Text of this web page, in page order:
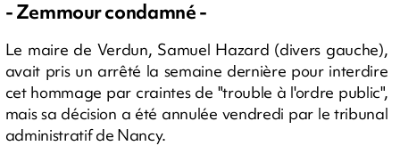
- Zemmour condamné -
Le maire de Verdun, Samuel Hazard (divers gauche),
avait pris un arrêté la semaine dernière pour interdire
cet hommage par craintes de "trouble à l'ordre public",
mais sa décision a été annulée vendredi par le tribunal
administratif de Nancy.